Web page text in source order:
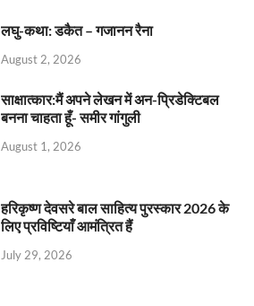
लघु-कथा: डकैत – गजानन रैना
August 2, 2026
साक्षात्कार:मैं अपने लेखन में अन-प्रिडेक्टिबल
बनना चाहता हूँ- समीर गांगुली
August 1, 2026
हरिकृष्ण देवसरे बाल साहित्य पुरस्कार 2026 के
लिए प्रविष्टियाँ आमंत्रित हैं
July 29, 2026